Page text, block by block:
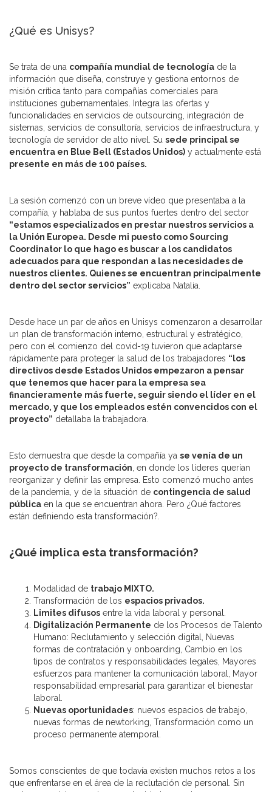
¿Qué es Unisys?
Se trata de una compañía mundial de tecnología de la
información que diseña, construye y gestiona entornos de
misión crítica tanto para compañías comerciales para
instituciones gubernamentales. Integra las ofertas y
funcionalidades en servicios de outsourcing, integración de
sistemas, servicios de consultoría, servicios de infraestructura, y
tecnología de servidor de alto nivel. Su sede principal se
encuentra en Blue Bell (Estados Unidos) y actualmente está
presente en más de 100 países.
La sesión comenzó con un breve vídeo que presentaba a la
compañía, y hablaba de sus puntos fuertes dentro del sector
“estamos especializados en prestar nuestros servicios a
la Unión Europea. Desde mi puesto comoSourcing
Coordinator lo que hago es buscar a los candidatos
adecuados para que respondan a las necesidades de
nuestros clientes. Quienes se encuentran principalmente
dentro del sector servicios” explicaba Natalia.
Desde hace un par de años en Unisys comenzaron a desarrollar
un plan de transformación interno, estructural y estratégico,
pero con el comienzo del covid-19 tuvieron que adaptarse
rápidamente para proteger la salud de los trabajadores “los
directivos desde Estados Unidos empezaron a pensar
que tenemos que hacer para la empresa sea
financieramente más fuerte, seguir siendo el líder en el
mercado, y que los empleados estén convencidos con el
proyecto” detallaba la trabajadora.
Esto demuestra que desde la compañía ya se venía de un
proyecto de transformación , en donde los líderes querían
reorganizar y definir las empresa. Esto comenzó mucho antes
de la pandemia, y de la situación de contingencia de salud
pública en la que se encuentran ahora. Pero ¿Qué factores
están definiendo esta transformación?.
¿Qué implica esta transformación?
Modalidad de trabajo MIXTO.
Transformación de los espacios privados.
Limites difusos entre la vida laboral y personal.
Digitalización Permanente de los Procesos de Talento
Humano: Reclutamiento y selección digital, Nuevas
formas de contratación y onboarding, Cambio en los
tipos de contratos y responsabilidades legales, Mayores
esfuerzos para mantener la comunicación laboral, Mayor
responsabilidad empresarial para garantizar el bienestar
laboral.
Nuevas oportunidades: nuevos espacios de trabajo,
nuevas formas de newtorking, Transformación como un
proceso permanente atemporal.
Somos conscientes de que todavía existen muchos retos a los
que enfrentarse en el área de la reclutación de personal. Sin